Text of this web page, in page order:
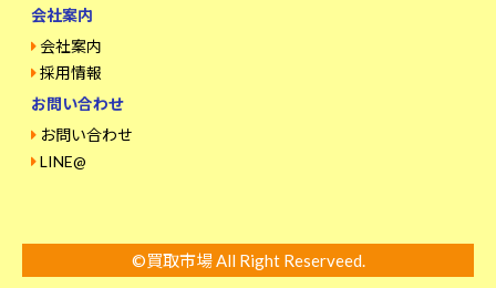
会社案内
会社案内
採用情報
お問い合わせ
お問い合わせ
LINE@
©買取市場 All Right Reserveed.